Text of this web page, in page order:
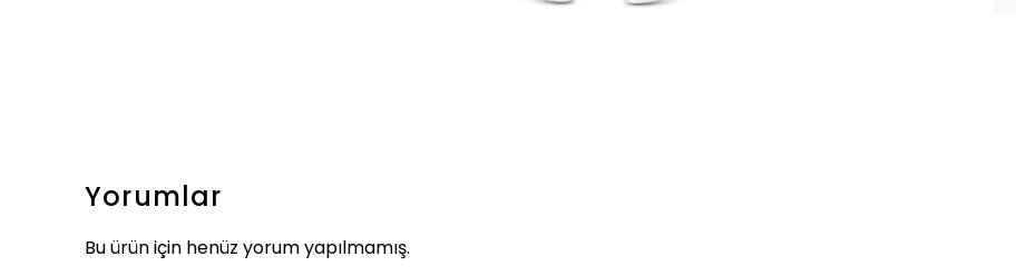
Yorumlar
Bu ürün için henüz yorum yapılmamış.